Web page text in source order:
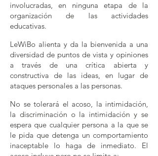
involucradas, en ninguna etapa de la
organización de las actividades
educativas.
LeWiBo alienta y da la bienvenida a una
diversidad de puntos de vista y opiniones
a través de una crítica abierta y
constructiva de las ideas, en lugar de
ataques personales a las personas.
No se tolerará el acoso, la intimidación,
la discriminación o la intimidación y se
espera que cualquier persona a la que se
le pida que detenga un comportamiento
inaceptable lo haga de inmediato. El